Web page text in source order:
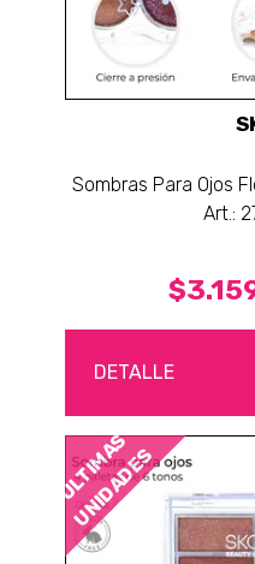
Sombras Para Ojos
Art.:
DETALLE
ÚLTIMAS
UNIDADES